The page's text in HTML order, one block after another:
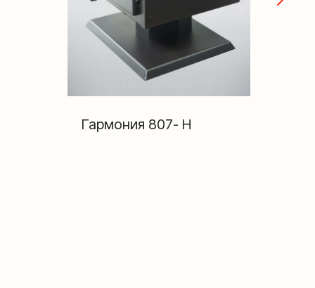
Гармония 807- Н